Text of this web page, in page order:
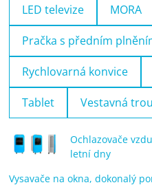
LED televize MORA
Pračka s předním
Rychlovarná konvice
Tablet Vestavná
Ochlazovače
letní dny
Vysavače na okna, dokonalý